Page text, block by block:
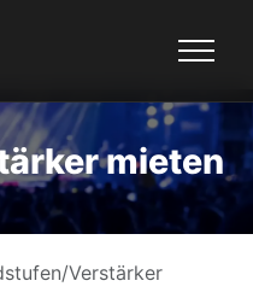
mieten
Verstärker